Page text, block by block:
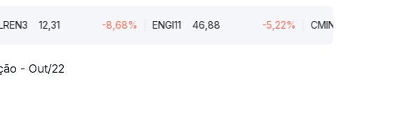
12,31 -8,68% ENGI11 46,88 -5,22% CMIN3 5,45
- Out/22